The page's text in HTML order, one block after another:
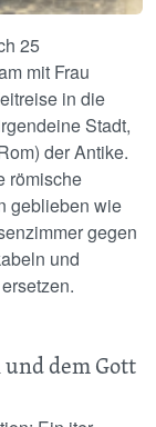
25
mit Frau
in die
Stadt,
der Antike.
römische
geblieben wie
gegen
und
dem Gott